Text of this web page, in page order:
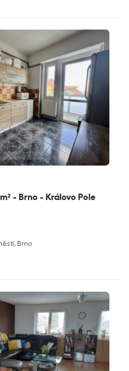
- Brno - Královo Pole
Brno